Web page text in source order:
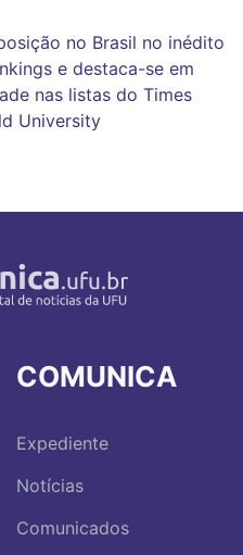
no Brasil no inédito
e destaca-se em
nas listas do Times
University
COMUNICA
Expediente
Notícias
Comunicados